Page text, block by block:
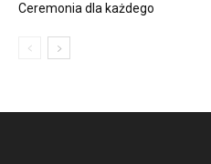
Ceremonia dla każdego